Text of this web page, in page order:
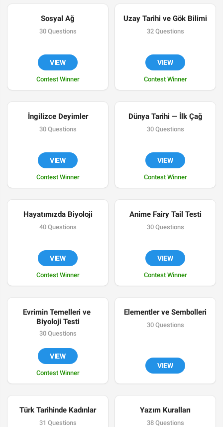
Sosyal Ağ
30 Questions
VIEW
Contest Winner
Uzay Tarihi ve Gök Bilimi
32 Questions
VIEW
Contest Winner
İngilizce Deyimler
30 Questions
VIEW
Contest Winner
Dünya Tarihi — İlk Çağ
30 Questions
VIEW
Contest Winner
Hayatımızda Biyoloji
40 Questions
VIEW
Contest Winner
Anime Fairy Tail Testi
30 Questions
VIEW
Contest Winner
Evrimin Temelleri ve
Biyoloji Testi
30 Questions
VIEW
Contest Winner
Elementler ve Sembolleri
30 Questions
VIEW
Türk Tarihinde Kadınlar
31 Questions
Yazım Kuralları
38 Questions